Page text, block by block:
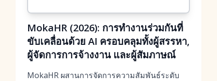
MokaHR (2026): การทำงานร่วมกันที่
ขับเคลื่อนด้วย AI ครอบคลุมทั้งผู้สรรหา,
ผู้จัดการการจ้างงาน และผู้สัมภาษณ์
MokaHR ผสานการจัดการความสัมพันธ์ระดับ